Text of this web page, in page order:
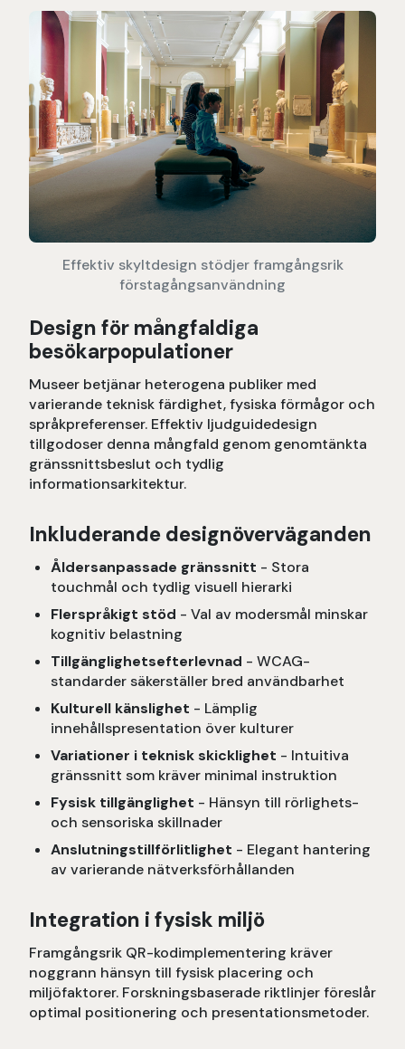
Effektiv skyltdesign stödjer framgångsrik
förstagångsanvändning
Design för mångfaldiga
besökarpopulationer
Museer betjänar heterogena publiker med
varierande teknisk färdighet, fysiska förmågor och
språkpreferenser. Effektiv ljudguidedesign
tillgodoser denna mångfald genom genomtänkta
gränssnittsbeslut och tydlig
informationsarkitektur.
Inkluderande designöverväganden
Åldersanpassade gränssnitt - Stora
touchmål och tydlig visuell hierarki
Flerspråkigt stöd - Val av modersmål minskar
kognitiv belastning
Tillgänglighetsefterlevnad - WCAG-
standarder säkerställer bred användbarhet
Kulturell känslighet - Lämplig
innehållspresentation över kulturer
Variationer i teknisk skicklighet - Intuitiva
gränssnitt som kräver minimal instruktion
Fysisk tillgänglighet - Hänsyn till rörlighets-
och sensoriska skillnader
Anslutningstillförlitlighet - Elegant hantering
av varierande nätverksförhållanden
Integration i fysisk miljö
Framgångsrik QR-kodimplementering kräver
noggrann hänsyn till fysisk placering och
miljöfaktorer. Forskningsbaserade riktlinjer föreslår
optimal positionering och presentationsmetoder.